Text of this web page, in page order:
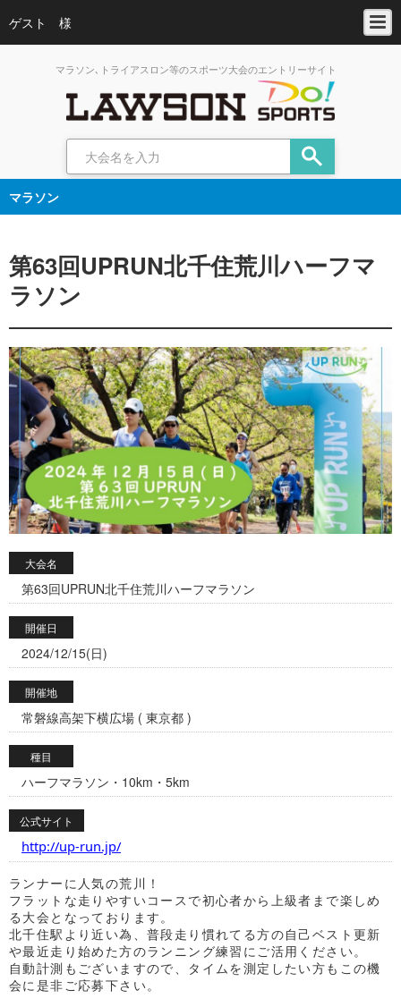
ゲスト 様
マラソン､トライアスロン等のスポーツ大会のエントリーサイト
マラソン
第63回UPRUN北千住荒川ハーフマ
ラソン
大会名
第63回UPRUN北千住荒川ハーフマラソン
開催日
2024/12/15(日)
開催地
常磐線高架下横広場 ( 東京都 )
種目
ハーフマラソン・10km・5km
公式サイト
http://up-run.jp/
ランナーに人気の荒川！
フラットな走りやすいコースで初心者から上級者まで楽しめ
る大会となっております。
北千住駅より近い為、普段走り慣れてる方の自己ベスト更新
や最近走り始めた方のランニング練習にご活用ください。
自動計測もございますので、タイムを測定したい方もこの機
会に是非ご応募下さい。